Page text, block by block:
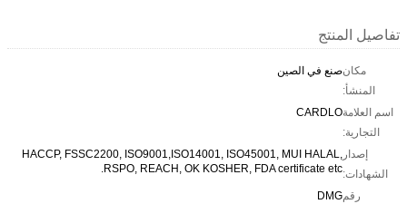
تفاصيل المنتج
مكان
المنشأ:
صنع في الصين
اسم العلامة
التجارية:
CARDLO
إصدار
الشهادات:
HACCP, FSSC2200, ISO9001,ISO14001, ISO45001, MUI HALAL,
RSPO, REACH, OK KOSHER, FDA certificate etc.
رقمDMG